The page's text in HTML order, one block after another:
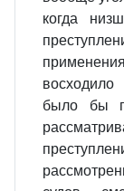
когда
было бы